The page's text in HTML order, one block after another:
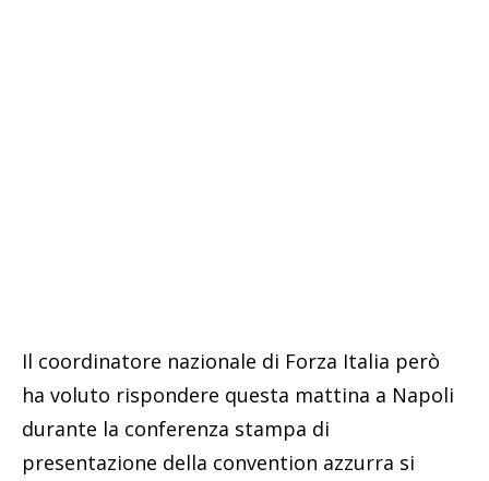
Il coordinatore nazionale di Forza Italia però
ha voluto rispondere questa mattina a Napoli
durante la conferenza stampa di
presentazione della convention azzurra si